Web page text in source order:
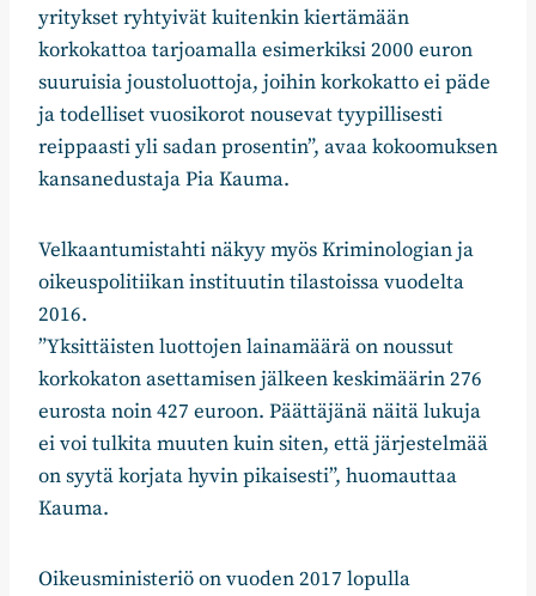
yritykset ryhtyivät kuitenkin kiertämään
korkokattoa tarjoamalla esimerkiksi 2000 euron
suuruisia joustoluottoja, joihin korkokatto ei päde
ja todelliset vuosikorot nousevat tyypillisesti
reippaasti yli sadan prosentin”, avaa kokoomuksen
kansanedustaja Pia Kauma.
Velkaantumistahti näkyy myös Kriminologian ja
oikeuspolitiikan instituutin tilastoissa vuodelta
2016.
”Yksittäisten luottojen lainamäärä on noussut
korkokaton asettamisen jälkeen keskimäärin 276
eurosta noin 427 euroon. Päättäjänä näitä lukuja
ei voi tulkita muuten kuin siten, että järjestelmää
on syytä korjata hyvin pikaisesti”, huomauttaa
Kauma.
Oikeusministeriö on vuoden 2017 lopulla